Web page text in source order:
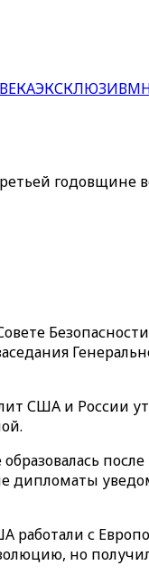
ЭКСКЛЮЗИВ
годовщине
США и России
дипломаты
с
но